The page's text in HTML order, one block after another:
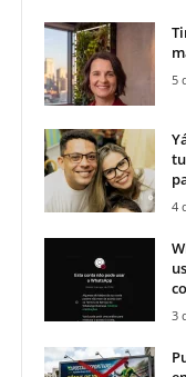
5
4
3